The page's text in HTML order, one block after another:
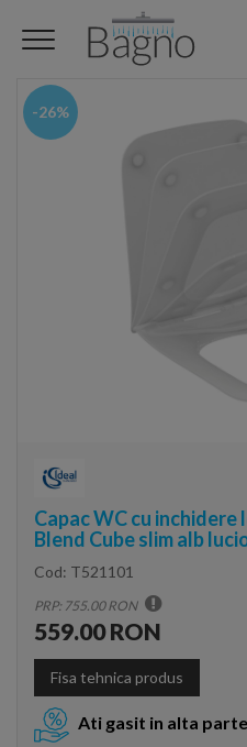
-26%
Capac WC cu
Blend Cube slim alb
Cod: T521101
PRP: 755.00 RON
559.00 RON
Fisa tehnica produs
Ati gasit in alta